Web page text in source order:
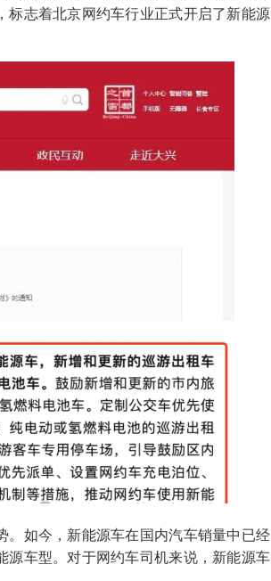
标志着北京网约车行业正式开启了新能源
。如今，新能源车在国内汽车销量中已经
源车型。对于网约车司机来说，新能源车